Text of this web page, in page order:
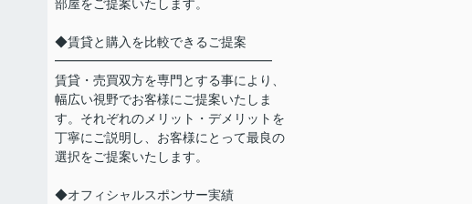
部屋をご提案いたします。
◆賃貸と購入を比較できるご提案
━━━━━━━━━━━━━━━━━
賃貸・売買双方を専門とする事により、
幅広い視野でお客様にご提案いたしま
す。それぞれのメリット・デメリットを
丁寧にご説明し、お客様にとって最良の
選択をご提案いたします。
◆オフィシャルスポンサー実績